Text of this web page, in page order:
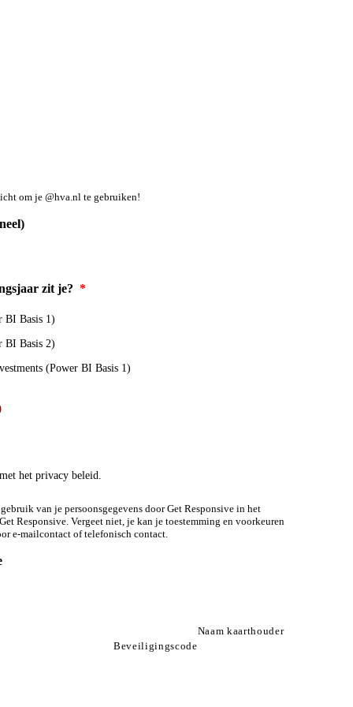
om je @hva.nl te gebruiken!
zit je? *
BI Basis 1)
BI Basis 2)
(Power BI Basis 1)
het privacy beleid.
van je persoonsgegevens door Get Responsive in het
Responsive. Vergeet niet, je kan je toestemming en voorkeuren
e-mailcontact of telefonisch contact.
Beveiligingscode
Naam kaarthouder